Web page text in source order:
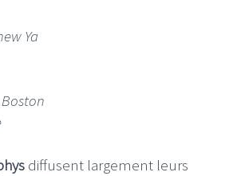
Ya
diffusent largement leurs